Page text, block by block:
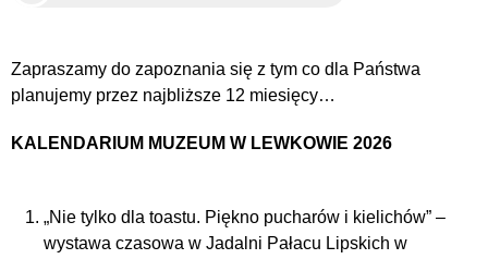
Zapraszamy do zapoznania się z tym co dla Państwa
planujemy przez najbliższe 12 miesięcy…
KALENDARIUM MUZEUM W LEWKOWIE 2026
„Nie tylko dla toastu. Piękno pucharów i kielichów” –
wystawa czasowa w Jadalni Pałacu Lipskich w